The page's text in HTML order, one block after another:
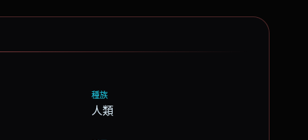
種族
人類